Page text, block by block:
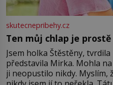
skutecnepribehy.cz
Ten můj chlap je
Jsem holka Štěstěny,
představila Mirka. Mohla
ji neopustilo nikdy. Myslím,